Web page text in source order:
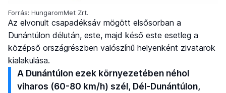
Forrás: HungaromMet Zrt.
Az elvonult csapadéksáv mögött elsősorban a
Dunántúlon délután, este, majd késő este esetleg a
középső országrészben valószínű helyenként zivatarok
kialakulása.
A Dunántúlon ezek környezetében néhol
viharos (60-80 km/h) szél, Dél-Dunántúlon,